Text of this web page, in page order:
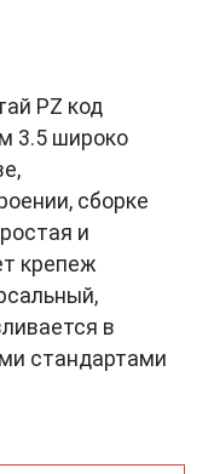
PZ код
3.5 широко
сборке
и
крепеж
в
стандартами